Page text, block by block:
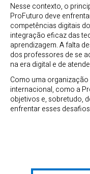
Nesse contexto, o
ProFuturo deve
competências digitais
integração eficaz das
aprendizagem. A falta
dos professores de se
na era digital e de
Como uma
internacional, como a
objetivos e, sobretudo,
enfrentar esses